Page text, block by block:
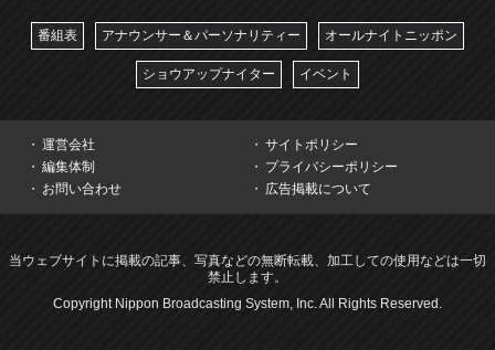
番組表 アナウンサー＆パーソナリティー オールナイトニッポン
ショウアップナイター イベント
運営会社
サイトポリシー
編集体制
プライバシーポリシー
お問い合わせ
広告掲載について
当ウェブサイトに掲載の記事、写真などの無断転載、加工しての使用などは一切
禁止します。
Copyright Nippon Broadcasting System, Inc. All Rights Reserved.